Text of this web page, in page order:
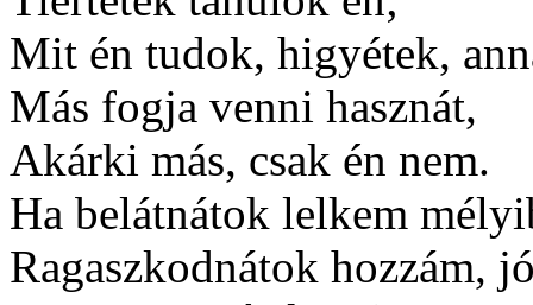
Mit én tudok, higyétek,
Más fogja venni hasznát,
Akárki más, csak én nem.
Ha belátnátok lelkem
Ragaszkodnátok hozzám,